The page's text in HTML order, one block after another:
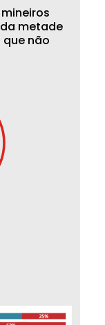
mineiros
da metade
que não